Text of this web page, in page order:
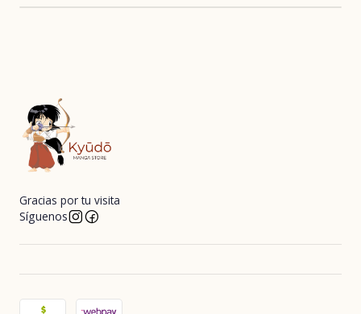
Gracias por tu visita
Síguenos